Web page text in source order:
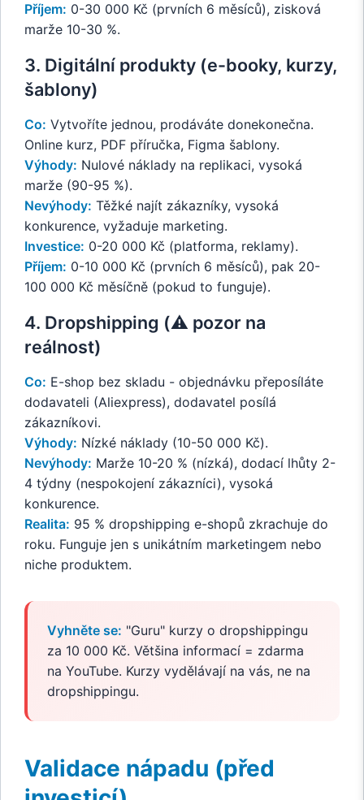
Příjem: 0-30 000 Kč (prvních 6 měsíců), zisková
marže 10-30 %.
3. Digitální produkty (e-booky, kurzy,
šablony)
Co: Vytvoříte jednou, prodáváte donekonečna.
Online kurz, PDF příručka, Figma šablony.
Výhody: Nulové náklady na replikaci, vysoká
marže (90-95 %).
Nevýhody: Těžké najít zákazníky, vysoká
konkurence, vyžaduje marketing.
Investice: 0-20 000 Kč (platforma, reklamy).
Příjem: 0-10 000 Kč (prvních 6 měsíců), pak 20-
100 000 Kč měsíčně (pokud to funguje).
4. Dropshipping (⚠️ pozor na
reálnost)
Co: E-shop bez skladu - objednávku přeposíláte
dodavateli (Aliexpress), dodavatel posílá
zákazníkovi.
Výhody: Nízké náklady (10-50 000 Kč).
Nevýhody: Marže 10-20 % (nízká), dodací lhůty 2-
4 týdny (nespokojení zákazníci), vysoká
konkurence.
Realita: 95 % dropshipping e-shopů zkrachuje do
roku. Funguje jen s unikátním marketingem nebo
niche produktem.
Vyhněte se: "Guru" kurzy o dropshippingu
za 10 000 Kč. Většina informací = zdarma
na YouTube. Kurzy vydělávají na vás, ne na
dropshippingu.
Validace nápadu (před